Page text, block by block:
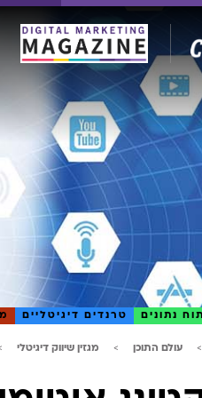
נתונים טרנדים דיגיטליים
עולם התוכן מגזין שיווק דיגיטלי